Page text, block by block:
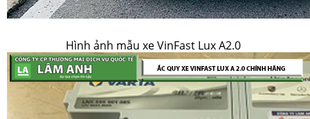
Hình ảnh mẫu xe VinFast Lux A2.0